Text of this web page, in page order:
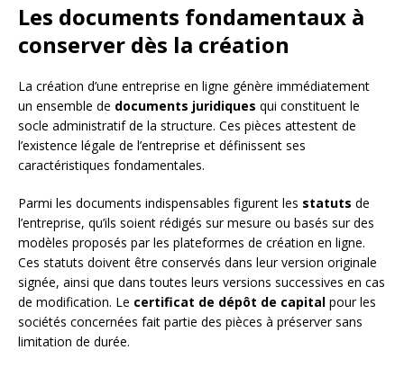
Les documents fondamentaux à
conserver dès la création
La création d’une entreprise en ligne génère immédiatement
un ensemble de documents juridiques qui constituent le
socle administratif de la structure. Ces pièces attestent de
l’existence légale de l’entreprise et définissent ses
caractéristiques fondamentales.
Parmi les documents indispensables figurent les statuts de
l’entreprise, qu’ils soient rédigés sur mesure ou basés sur des
modèles proposés par les plateformes de création en ligne.
Ces statuts doivent être conservés dans leur version originale
signée, ainsi que dans toutes leurs versions successives en cas
de modification. Le certificat de dépôt de capital pour les
sociétés concernées fait partie des pièces à préserver sans
limitation de durée.